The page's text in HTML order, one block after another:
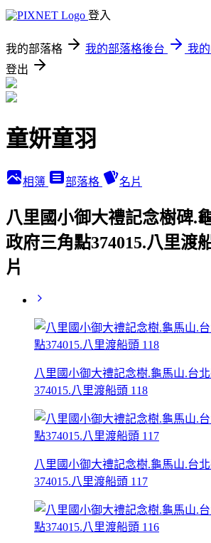
登入
我的部落格 我的部落格後台
我
登出
童妍童羽
相簿 部落格 名片
八里國小御大禮記念樹碑.
政府三角點374015.八里渡
片
八里國小御大禮記念樹.龜馬山.台
374015.八里渡船頭 118
八里國小御大禮記念樹.龜馬山.台
374015.八里渡船頭 117